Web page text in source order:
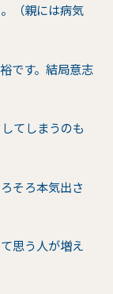
（親には病気
です。結局意志
てしまうのも
そろ本気出さ
思う人が増え